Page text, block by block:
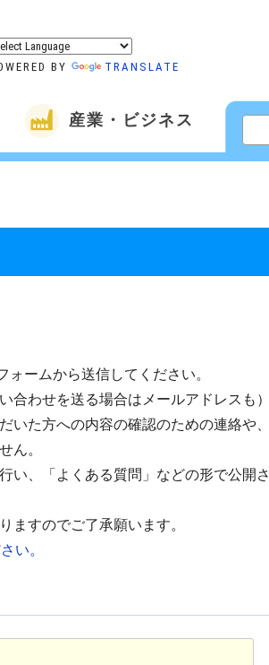
BY TRANSLATE
産業・ビジネス
ームから送信してください。
合わせを送る場合はメールアドレスも）
いた方への内容の確認のための連絡や、
ん。
い、「よくある質問」などの形で公開さ
ますのでご了承願います。
い。